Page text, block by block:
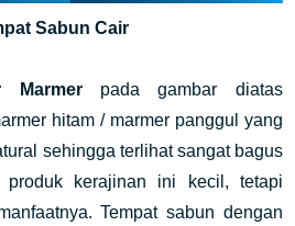
Sabun Cair
Marmerpada gambar diatas
hitam / marmer panggul yang
sehingga terlihat sangat bagus
produk kerajinan ini kecil, tetapi
Tempat sabun dengan